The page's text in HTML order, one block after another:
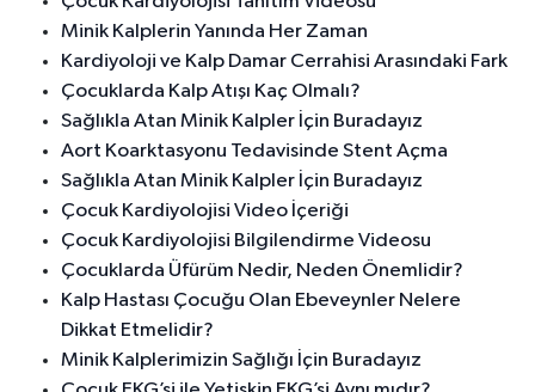
Minik Kalplerin Yanında Her Zaman
Kardiyoloji ve Kalp Damar Cerrahisi Arasındaki Fark
Çocuklarda Kalp Atışı Kaç Olmalı?
Sağlıkla Atan Minik Kalpler İçin Buradayız
Aort Koarktasyonu Tedavisinde Stent Açma
Sağlıkla Atan Minik Kalpler İçin Buradayız
Çocuk Kardiyolojisi Video İçeriği
Çocuk Kardiyolojisi Bilgilendirme Videosu
Çocuklarda Üfürüm Nedir, Neden Önemlidir?
Kalp Hastası Çocuğu Olan Ebeveynler Nelere
Dikkat Etmelidir?
Minik Kalplerimizin Sağlığı İçin Buradayız